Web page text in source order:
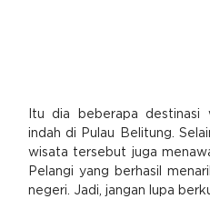
Itu dia beberapa destinasi
indah di Pulau Belitung.
wisata tersebut juga
Pelangi yang berhasil
negeri. Jadi, jangan lupa